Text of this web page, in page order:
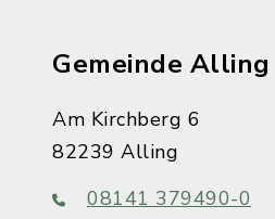
Gemeinde Alling
Am Kirchberg 6
82239 Alling
08141 379490-0